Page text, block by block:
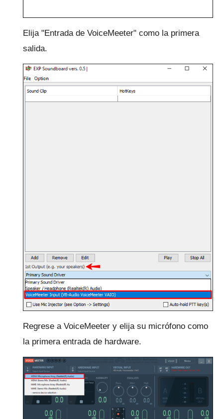
Elija "Entrada de VoiceMeeter" como la primera
salida.
Regrese a VoiceMeeter y elija su micrófono como
la primera entrada de hardware.